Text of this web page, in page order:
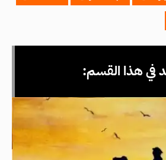
في هذا القسم: